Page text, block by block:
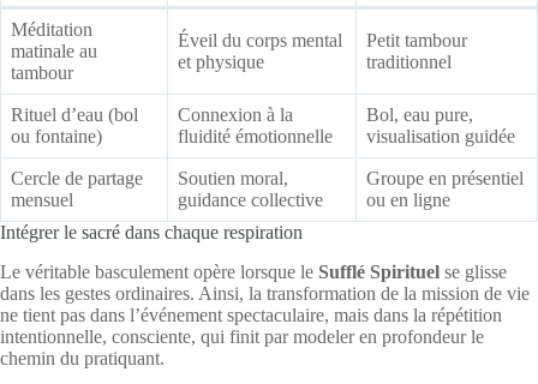
Méditation
matinale au
tambour
Éveil du corps mental
et physique
Petit tambour
traditionnel
Rituel d’eau (bol
ou fontaine)
Connexion à la
fluidité émotionnelle
Bol, eau pure,
visualisation guidée
Cercle de partage
mensuel
Soutien moral,
guidance collective
Groupe en présentiel
ou en ligne
Intégrer le sacré dans chaque respiration
Le véritable basculement opère lorsque le Sufflé Spirituel se glisse
dans les gestes ordinaires. Ainsi, la transformation de la mission de vie
ne tient pas dans l’événement spectaculaire, mais dans la répétition
intentionnelle, consciente, qui finit par modeler en profondeur le
chemin du pratiquant.